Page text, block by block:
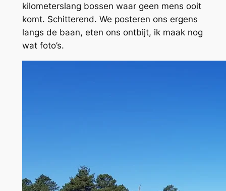
kilometerslang bossen waar geen mens ooit
komt. Schitterend. We posteren ons ergens
langs de baan, eten ons ontbijt, ik maak nog
wat foto’s.